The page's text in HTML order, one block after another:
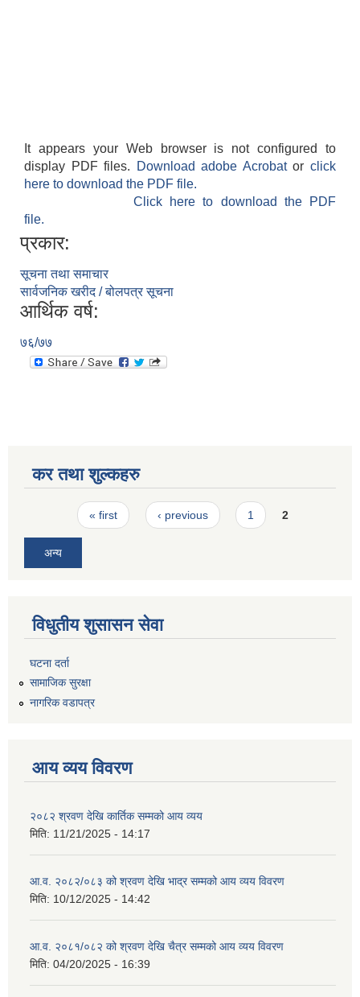
It appears your Web browser is not configured to
display PDF files.
Download adobe Acrobatorclick
here to download the PDF file.
Click here to download the PDF
file.
प्रकार:
सूचना तथा समाचार
सार्वजनिक खरीद / बोलपत्र सूचना
आर्थिक वर्ष:
७६/७७
कर तथा शुल्कहरु
Pages« first ‹ previous 1 2
अन्य
विधुतीय शुसासन सेवा
घटना दर्ता
सामाजिक सुरक्षा
नागरिक वडापत्र
आय व्यय विवरण
२०८२ श्रवण देखि कार्तिक सम्मको आय व्यय
मिति: 11/21/2025 - 14:17
आ.व. २०८२/०८३ को श्रवण देखि भाद्र सम्मको आय व्यय विवरण
मिति: 10/12/2025 - 14:42
आ.व. २०८१/०८२ को श्रवण देखि चैत्र सम्मको आय व्यय विवरण
मिति: 04/20/2025 - 16:39